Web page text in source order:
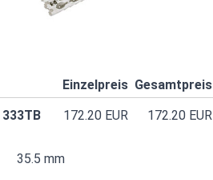
Einzelpreis Gesamtpreis
172.20 EUR 172.20 EUR
35.5 mm